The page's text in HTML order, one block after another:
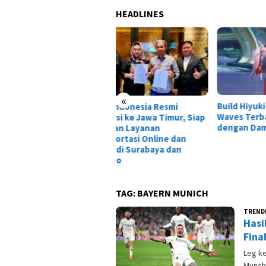
HEADLINES
«
Build Hiyuki Wuthering
Waves Terbaik: DPS Glacio
dengan Damage Gila!
TAG: BAYERN MUNICH
Leg